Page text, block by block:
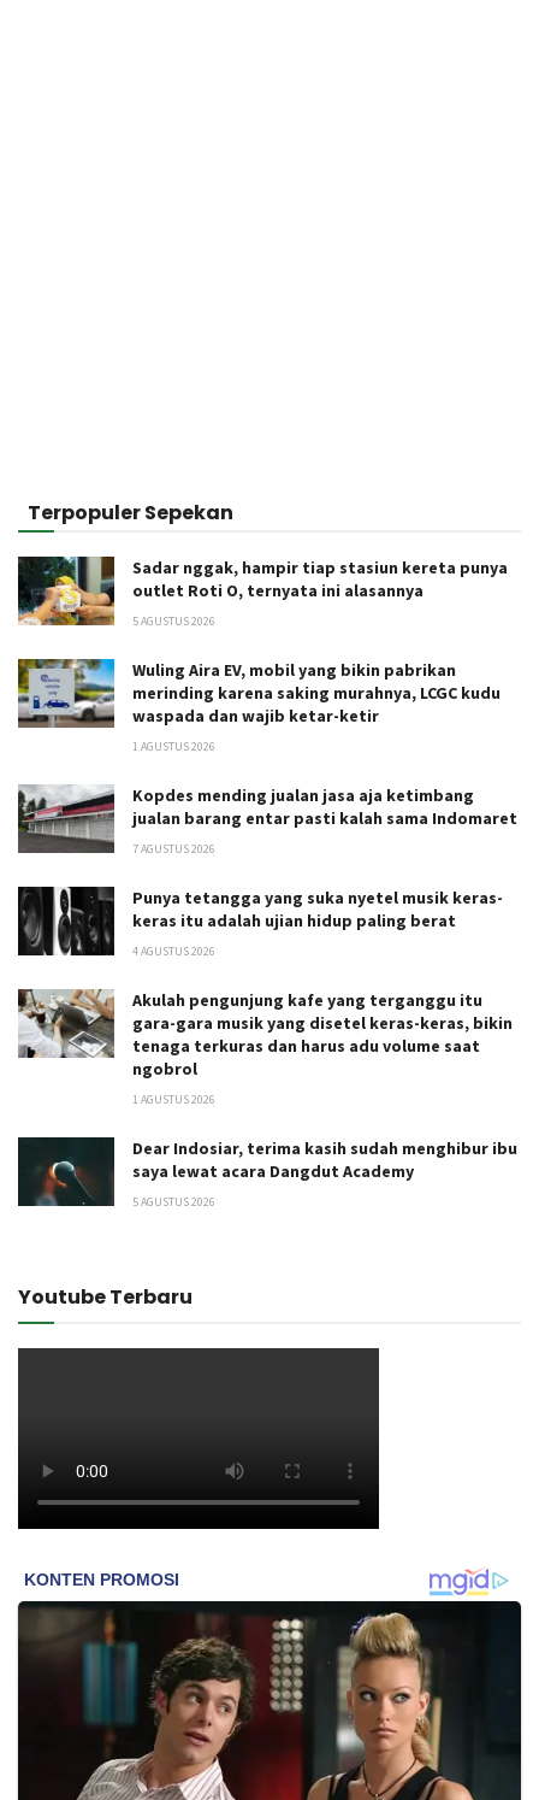
Terpopuler Sepekan
Sadar nggak, hampir tiap stasiun kereta punya
outlet Roti O, ternyata ini alasannya
5 AGUSTUS 2026
Wuling Aira EV, mobil yang bikin pabrikan
merinding karena saking murahnya, LCGC kudu
waspada dan wajib ketar-ketir
1 AGUSTUS 2026
Kopdes mending jualan jasa aja ketimbang
jualan barang entar pasti kalah sama Indomaret
7 AGUSTUS 2026
Punya tetangga yang suka nyetel musik keras-
keras itu adalah ujian hidup paling berat
4 AGUSTUS 2026
Akulah pengunjung kafe yang terganggu itu
gara-gara musik yang disetel keras-keras, bikin
tenaga terkuras dan harus adu volume saat
ngobrol
1 AGUSTUS 2026
Dear Indosiar, terima kasih sudah menghibur ibu
saya lewat acara Dangdut Academy
5 AGUSTUS 2026
Youtube Terbaru